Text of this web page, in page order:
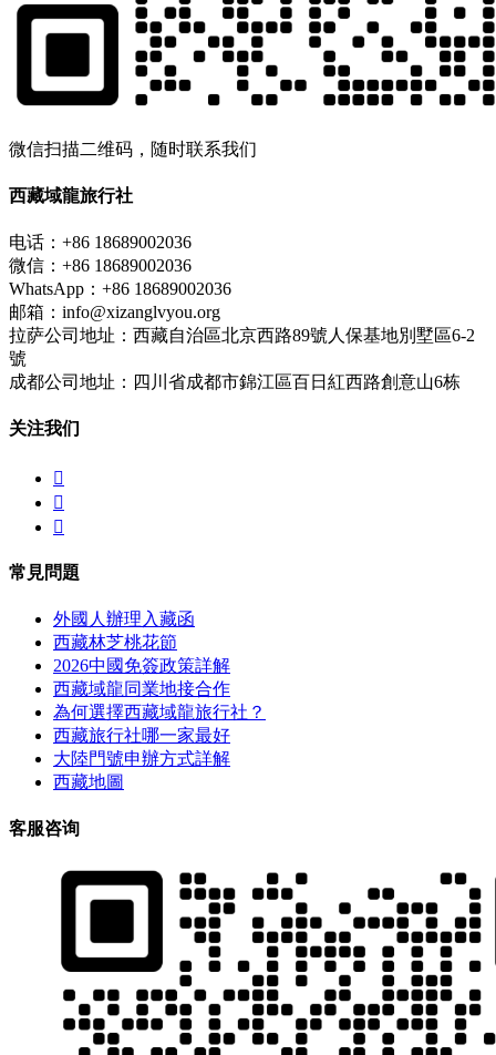
微信扫描二维码，随时联系我们
西藏域龍旅行社
电话：+86 18689002036
微信：+86 18689002036
WhatsApp：+86 18689002036
邮箱：info@xizanglvyou.org
拉萨公司地址：西藏自治區北京西路89號人保基地別墅區6-2
號
成都公司地址：四川省成都市錦江區百日紅西路創意山6栋
关注我们



常見問題
外國人辦理入藏函
西藏林芝桃花節
2026中國免簽政策詳解
西藏域龍同業地接合作
為何選擇西藏域龍旅行社？
西藏旅行社哪一家最好
大陸門號申辦方式詳解
西藏地圖
客服咨询